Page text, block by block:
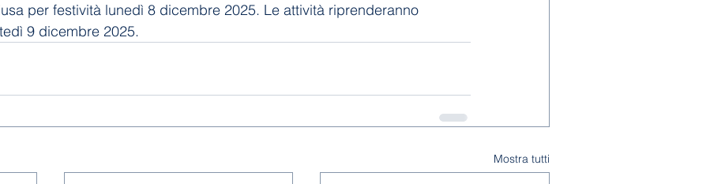
per festività lunedì 8 dicembre 2025. Le attività riprenderanno
9 dicembre 2025.
Mostra tutti